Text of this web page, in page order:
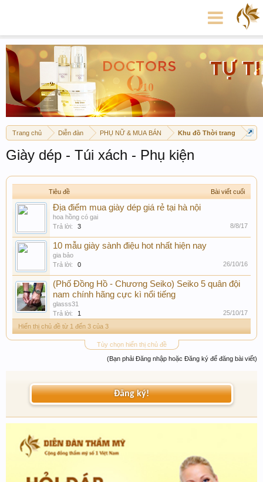
Trang chủ Diễn đàn PHỤ NỮ & MUA BÁN Khu đồ Thời trang
Giày dép - Túi xách - Phụ kiện
Tiêu đề Bài viết cuối
Địa điểm mua giày dép giá rẻ tại hà nội
hoa hồng có gai
Trả lời:
3 8/8/17
10 mẫu giày sành điệu hot nhất hiện nay
gia bảo
Trả lời:
0 26/10/16
(Phố Đồng Hồ - Chương Seiko) Seiko 5 quân đội
nam chính hãng cực kì nổi tiếng
glasss31
Trả lời:
1
25/10/17
Hiển thị chủ đề từ 1 đến 3 của 3
Tùy chọn hiển thị chủ đề
(Bạn phải Đăng nhập hoặc Đăng ký để đăng bài viết)
Đăng ký!